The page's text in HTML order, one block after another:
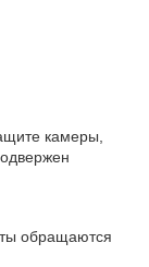
камеры,
обращаются